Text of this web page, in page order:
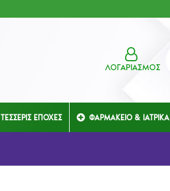
ΛΟΓΑΡΙΑΣΜΌΣ
ΤΕΣΣΕΡΙΣ ΕΠΟΧΕΣ ΦΑΡΜΑΚΕΙΟ & ΙΑΤΡΙΚΑ